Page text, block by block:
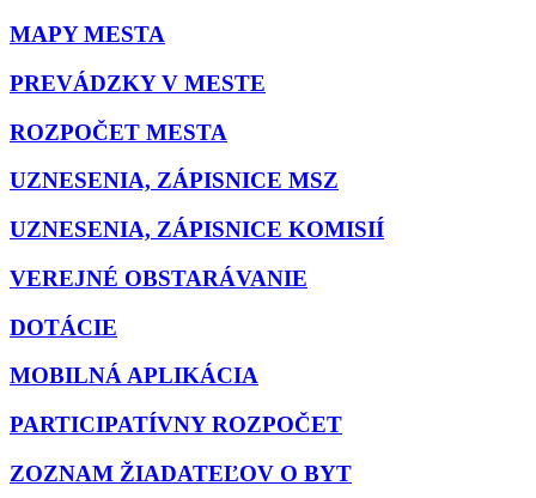
MAPY MESTA
PREVÁDZKY V MESTE
ROZPOČET MESTA
UZNESENIA, ZÁPISNICE MSZ
UZNESENIA, ZÁPISNICE KOMISIÍ
VEREJNÉ OBSTARÁVANIE
DOTÁCIE
MOBILNÁ APLIKÁCIA
PARTICIPATÍVNY ROZPOČET
ZOZNAM ŽIADATEĽOV O BYT